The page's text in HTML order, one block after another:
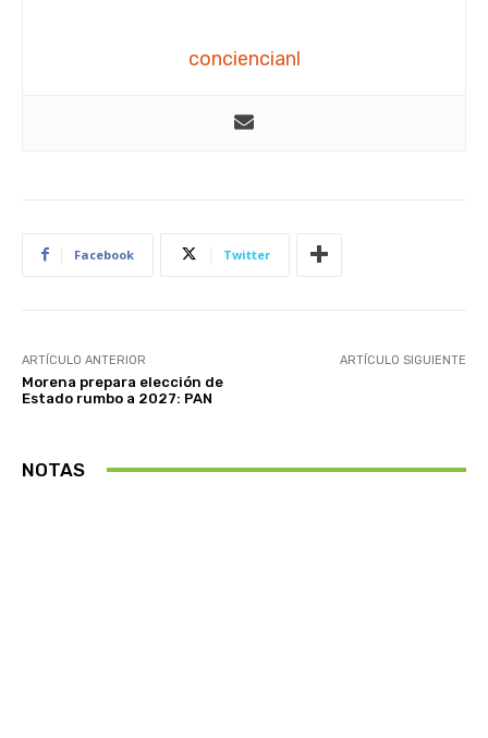
conciencianl
Facebook Twitter
ARTÍCULO ANTERIOR
Morena prepara elección de
Estado rumbo a 2027: PAN
ARTÍCULO SIGUIENTE
NOTAS